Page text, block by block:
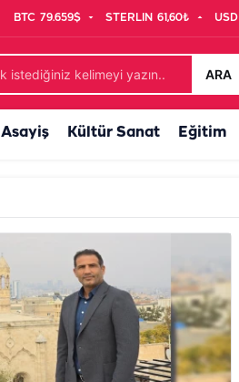
BTC 79.659$ STERLIN 61,60₺ USD
ARA
Asayiş Kültür Sanat Eğitim